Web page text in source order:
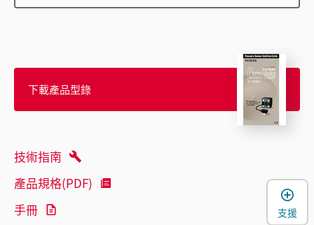
下載產品型錄
技術指南
產品規格(PDF)
手冊
支援